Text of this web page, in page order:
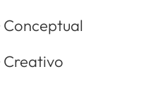
Conceptual
Creativo